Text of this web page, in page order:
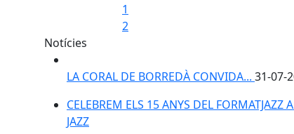
1
2
Notícies
LA CORAL DE BORREDÀ CONVIDA... 31-07-
CELEBREM ELS 15 ANYS DEL FORMATJAZZ
CELEBREM ELS 15 ANYS DEL FORMATJAZZ
JAZZ